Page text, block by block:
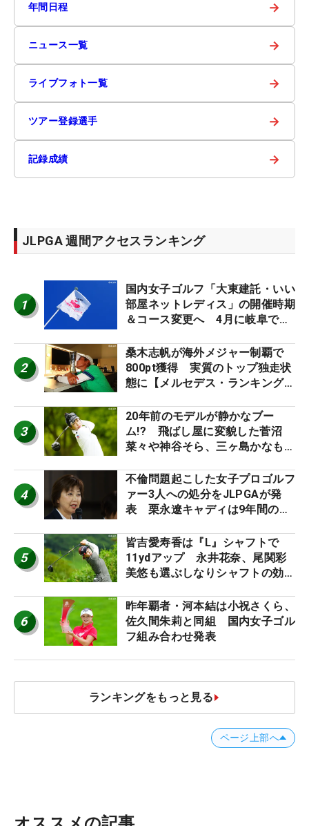
年間日程 →
ニュース一覧 →
ライブフォト一覧 →
ツアー登録選手 →
記録成績 →
JLPGA 週間アクセスランキング
1
国内女子ゴルフ「大東建託・いい
部屋ネットレディス」の開催時期
＆コース変更へ 4月に岐阜で開
2
桑木志帆が海外メジャー制覇で
800pt獲得 実質のトップ独走状
態に【メルセデス・ランキング番
3
20年前のモデルが静かなブー
ム!? 飛ばし屋に変貌した菅沼
菜々や神谷そら、三ヶ島かなも使
ロたちの“飛ばしギア”】
4
不倫問題起こした女子プロゴルフ
ァー3人への処分をJLPGAが発
表 栗永遼キャディは9年間の立
5
皆吉愛寿香は『L』シャフトで
11ydアップ 永井花奈、尾関彩
美悠も選ぶしなりシャフトの効果
ア”】
6
昨年覇者・河本結は小祝さくら、
佐久間朱莉と同組 国内女子ゴル
フ組み合わせ発表
ランキングをもっと見る
ページ上部へ